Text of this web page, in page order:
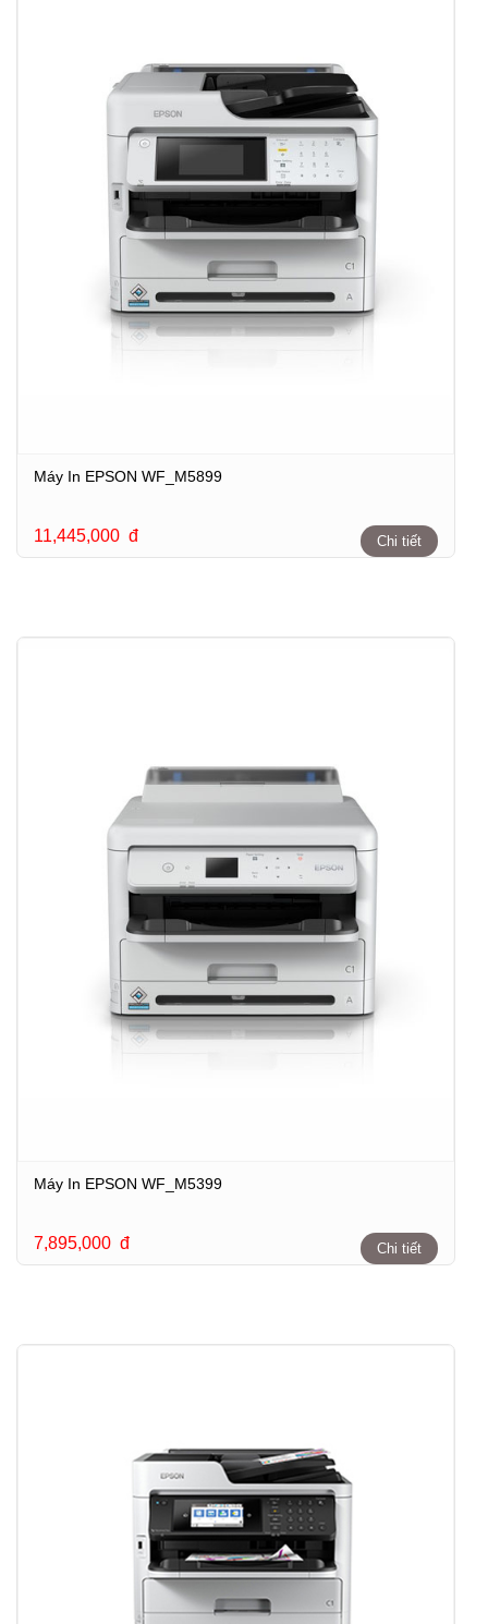
Máy In EPSON WF_M5899
11,445,000 đ Chi tiết
Máy In EPSON WF_M5399
7,895,000 đ Chi tiết